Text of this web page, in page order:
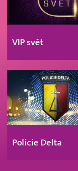
VIP svět
Policie Delta